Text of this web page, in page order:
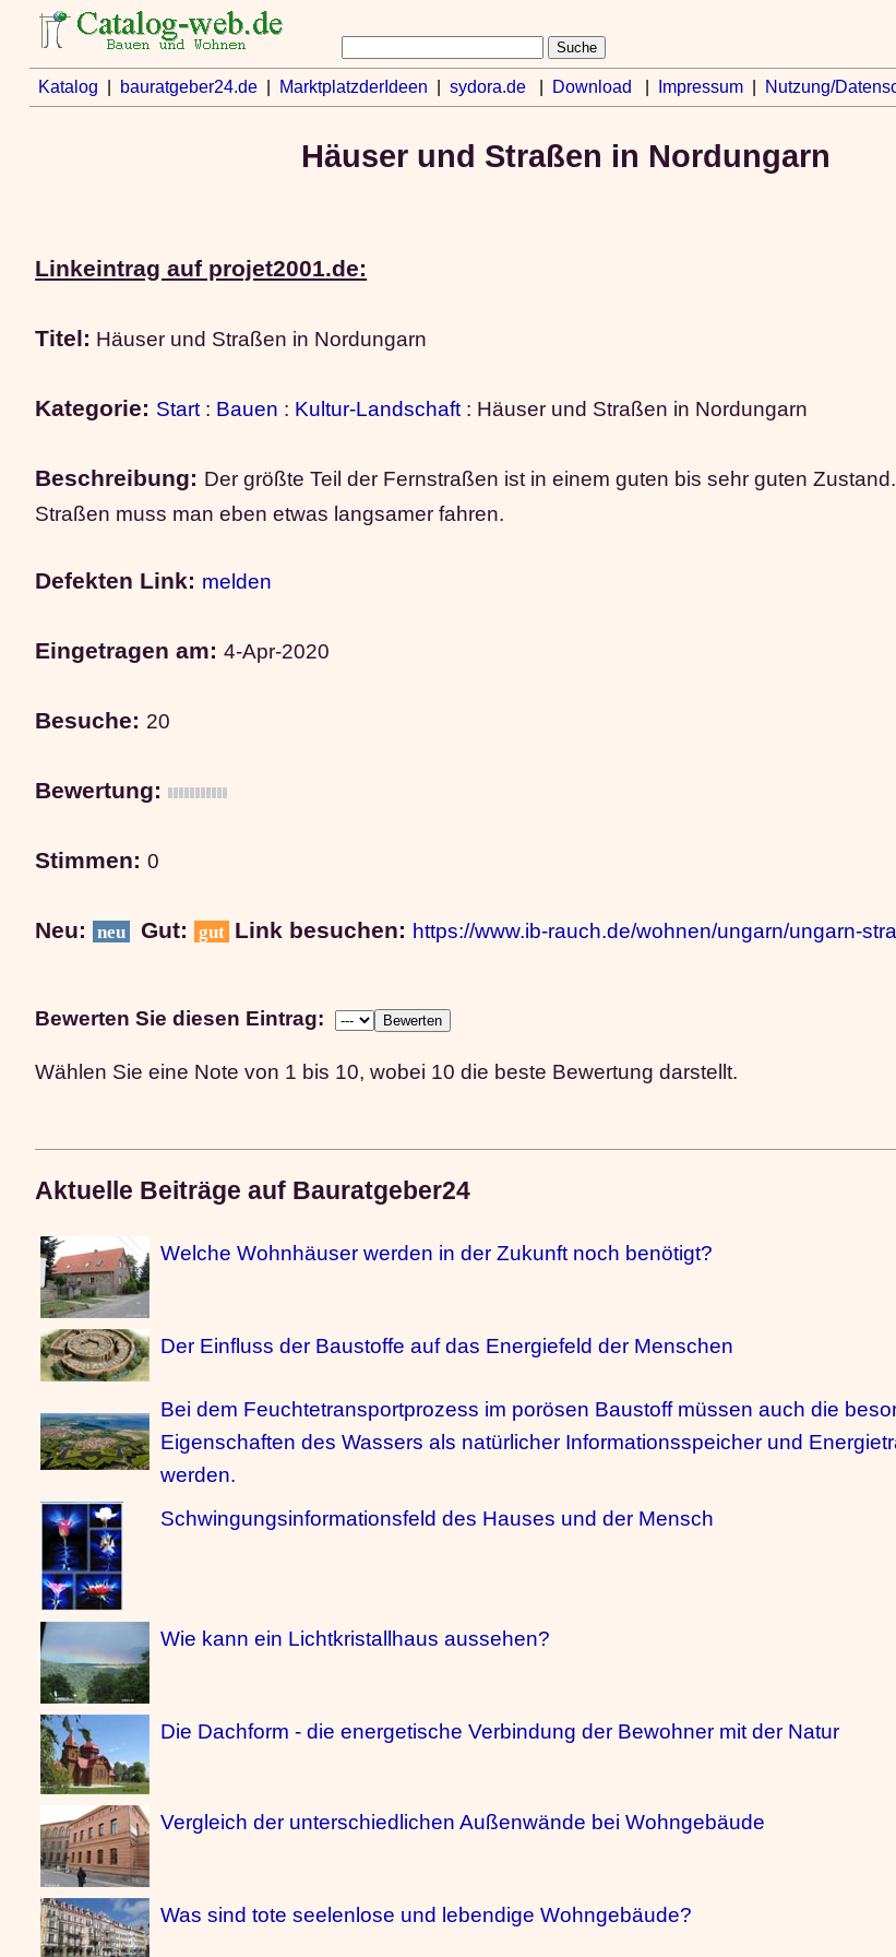
Katalog bauratgeber24.de| MarktplatzderIdeen sydora.de| Download Impressum| Nutzung/
Häuser und Straßen in Nordungarn
Linkeintrag auf projet2001.de:
Titel: Häuser und Straßen in Nordungarn
Kategorie: Start : Bauen : Kultur-Landschaft : Häuser und Straßen in Nordungarn
Beschreibung: Der größte Teil der Fernstraßen ist in einem guten bis sehr guten
Straßen muss man eben etwas langsamer fahren.
Defekten Link: melden
Eingetragen am:4-Apr-2020
Besuche: 20
Bewertung:
Stimmen:0
Neu: neu Gut: gut Link besuchen: https://www.ib-rauch.de/wohnen/ungarn/ungarn-
Bewerten Sie diesen Eintrag:
Wählen Sie eine Note von 1 bis 10, wobei 10 die beste Bewertung darstellt.
Aktuelle Beiträge auf Bauratgeber24
Welche Wohnhäuser werden in der Zukunft noch benötigt?
Der Einfluss der Baustoffe auf das Energiefeld der Menschen
Bei dem Feuchtetransportprozess im porösen Baustoff müssen auch die
Eigenschaften des Wassers als natürlicher Informationsspeicher und
werden.
Schwingungsinformationsfeld des Hauses und der Mensch
Wie kann ein Lichtkristallhaus aussehen?
Die Dachform - die energetische Verbindung der Bewohner mit der Natur
Vergleich der unterschiedlichen Außenwände bei Wohngebäude
Was sind tote seelenlose und lebendige Wohngebäude?